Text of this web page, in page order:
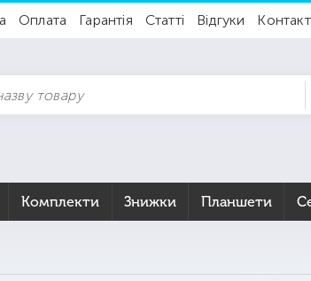
Оплата Гарантія Статті Відгуки
Комплекти Знижки Планшети